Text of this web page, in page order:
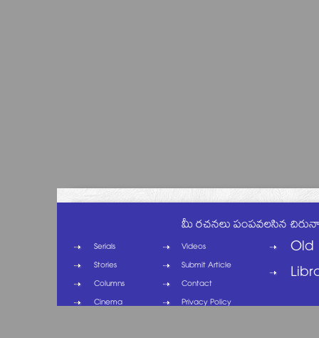
మీ రచనలు పంపవలసిన
Serials
Stories
Columns
Cinema
Videos
Submit Article
Contact
Privacy Policy
Old